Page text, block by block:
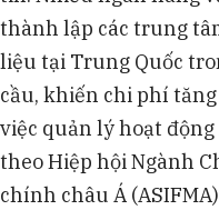
thành lập các trung
liệu tại Trung Quốc
cầu, khiến chi phí
việc quản lý hoạt
theo Hiệp hội Ngành
chính châu Á